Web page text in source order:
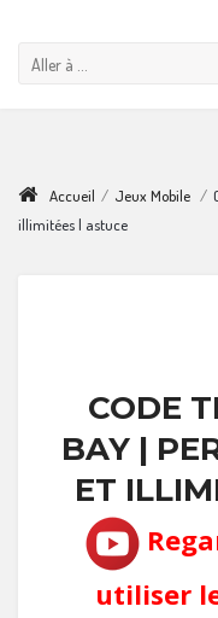
Aller à ...
Accueil / Jeux Mobile /
illimitées | astuce
CODE
BAY |
ET
utiliser